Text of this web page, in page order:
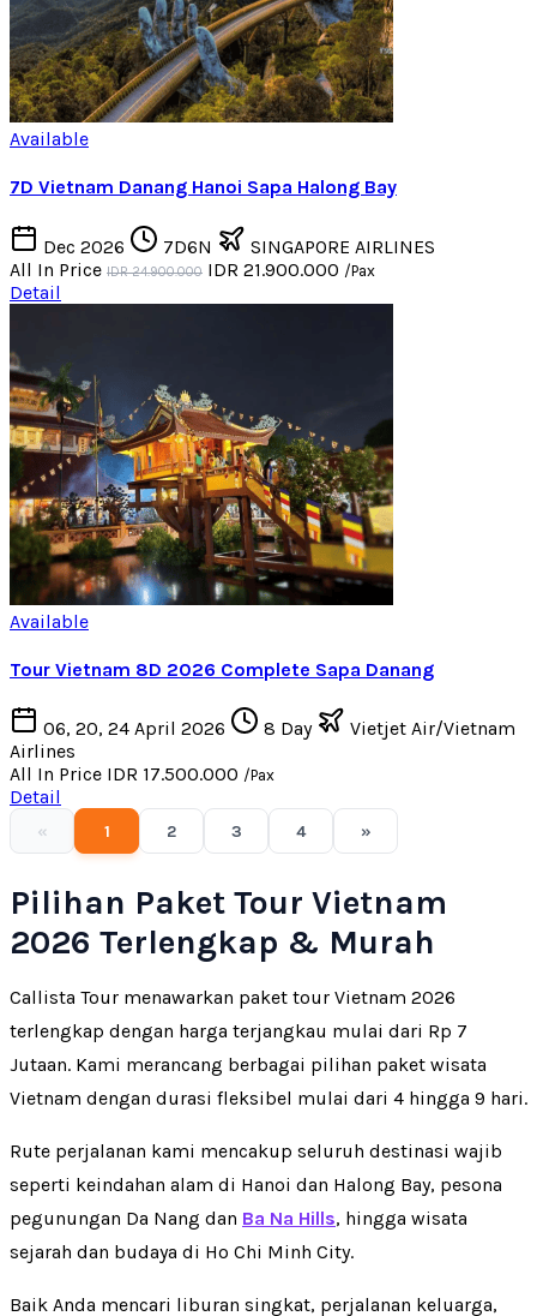
Available
7D Vietnam Danang Hanoi Sapa Halong Bay
Dec 2026 7D6N
SINGAPORE AIRLINES
All In Price IDR 24.900.000 IDR 21.900.000 /Pax
Detail
Available
Tour Vietnam 8D 2026 Complete Sapa Danang
06, 20, 24 April 2026 8 Day
Vietjet Air/Vietnam
Airlines
All In Price IDR 17.500.000 /Pax
Detail
« 1 2 3 4 »
Pilihan Paket Tour Vietnam
2026 Terlengkap & Murah
Callista Tour menawarkan paket tour Vietnam 2026
terlengkap dengan harga terjangkau mulai dari Rp 7
Jutaan. Kami merancang berbagai pilihan paket wisata
Vietnam dengan durasi fleksibel mulai dari 4 hingga 9 hari.
Rute perjalanan kami mencakup seluruh destinasi wajib
seperti keindahan alam di Hanoi dan Halong Bay, pesona
pegunungan Da Nang dan Ba Na Hills, hingga wisata
sejarah dan budaya di Ho Chi Minh City.
Baik Anda mencari liburan singkat, perjalanan keluarga,